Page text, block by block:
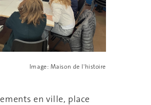
Image: Maison de l'histoire
en ville, place